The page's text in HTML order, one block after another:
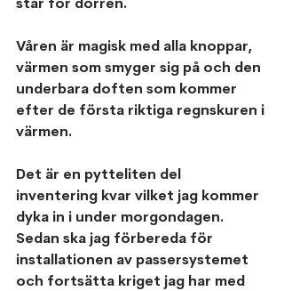
Våren är magisk med alla knoppar,
värmen som smyger sig på och den
underbara doften som kommer
efter de första riktiga regnskuren i
värmen.
Det är en pytteliten del
inventering kvar vilket jag kommer
dyka in i under morgondagen.
Sedan ska jag förbereda för
installationen av passersystemet
och fortsätta kriget jag har med